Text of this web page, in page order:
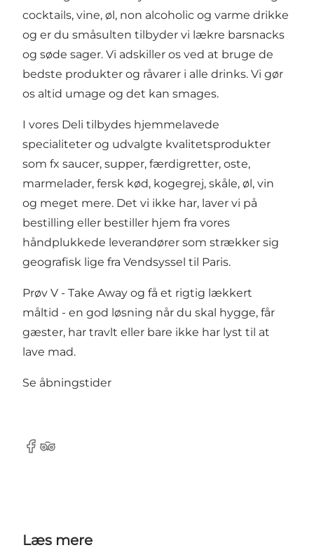
cocktails, vine, øl, non alcoholic og varme drikke
og er du småsulten tilbyder vi lækre barsnacks
og søde sager. Vi adskiller os ved at bruge de
bedste produkter og råvarer i alle drinks. Vi gør
os altid umage og det kan smages.
I vores Deli tilbydes hjemmelavede
specialiteter og udvalgte kvalitetsprodukter
som fx saucer, supper, færdigretter, oste,
marmelader, fersk kød, kogegrej, skåle, øl, vin
og meget mere. Det vi ikke har, laver vi på
bestilling eller bestiller hjem fra vores
håndplukkede leverandører som strækker sig
geografisk lige fra Vendsyssel til Paris.
Prøv V - Take Away og få et rigtig lækkert
måltid - en god løsning når du skal hygge, får
gæster, har travlt eller bare ikke har lyst til at
lave mad.
Se åbningstider
Facebook
Tripadvisor
Læs mere